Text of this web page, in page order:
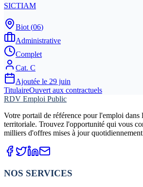
SICTIAM
Biot (06)
Administrative
Complet
Cat. C
Ajoutée le 29 juin
TitulaireOuvert aux contractuels
RDV Emploi Public
Votre portail de référence pour l'emploi
territoriale. Trouvez l'opportunité qui vous
milliers d'offres mises à jour
NOS SERVICES